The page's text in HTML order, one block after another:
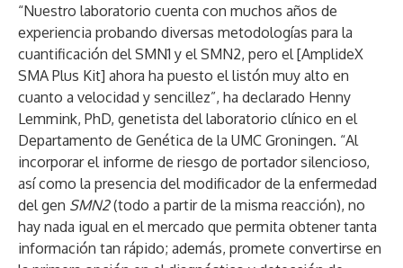
“Nuestro laboratorio cuenta con muchos años de
experiencia probando diversas metodologías para la
cuantificación del SMN1 y el SMN2, pero el [AmplideX
SMA Plus Kit] ahora ha puesto el listón muy alto en
cuanto a velocidad y sencillez”, ha declarado Henny
Lemmink, PhD, genetista del laboratorio clínico en el
Departamento de Genética de la UMC Groningen. “Al
incorporar el informe de riesgo de portador silencioso,
así como la presencia del modificador de la enfermedad
del gen SMN2(todo a partir de la misma reacción), no
hay nada igual en el mercado que permita obtener tanta
información tan rápido; además, promete convertirse en